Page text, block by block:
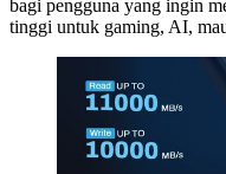
bagi pengguna yang ingin
tinggi untuk gaming, AI,